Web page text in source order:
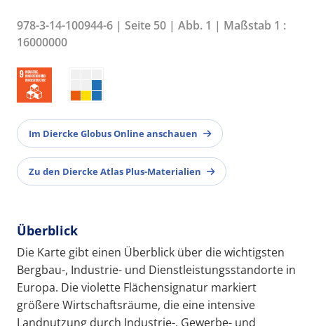
978-3-14-100944-6 | Seite 50 | Abb. 1 | Maßstab 1 :
16000000
Im Diercke Globus Online anschauen
Zu den Diercke Atlas Plus-Materialien
Überblick
Die Karte gibt einen Überblick über die wichtigsten
Bergbau-, Industrie- und Dienstleistungsstandorte in
Europa. Die violette Flächensignatur markiert
größere Wirtschaftsräume, die eine intensive
Landnutzung durch Industrie-, Gewerbe- und